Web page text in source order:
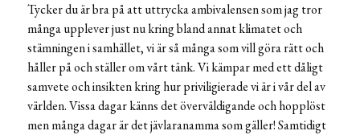
Tycker du är bra på att uttrycka ambivalensen som jag tror
många upplever just nu kring bland annat klimatet och
stämningen i samhället, vi är så många som vill göra rätt och
håller på och ställer om vårt tänk. Vi kämpar med ett dåligt
samvete och insikten kring hur priviligierade vi är i vår del av
världen. Vissa dagar känns det överväldigande och hopplöst
men många dagar är det jävlaranamma som gäller! Samtidigt